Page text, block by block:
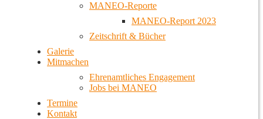
MANEO-Reporte
MANEO-Report 2023
Zeitschrift & Bücher
Galerie
Mitmachen
Ehrenamtliches Engagement
Jobs bei MANEO
Termine
Kontakt